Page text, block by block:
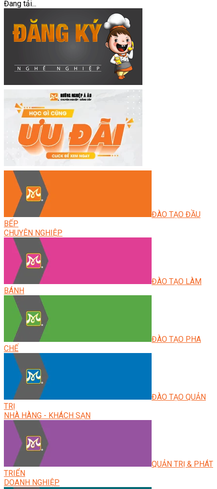
Đang tải...
ĐÀO TẠO ĐẦU
BẾP
CHUYÊN NGHIỆP
ĐÀO TẠO LÀM
BÁNH
ĐÀO TẠO PHA
CHẾ
ĐÀO TẠO QUẢN
TRỊ
NHÀ HÀNG - KHÁCH SẠN
QUẢN TRỊ & PHÁT
TRIỂN
DOANH NGHIỆP